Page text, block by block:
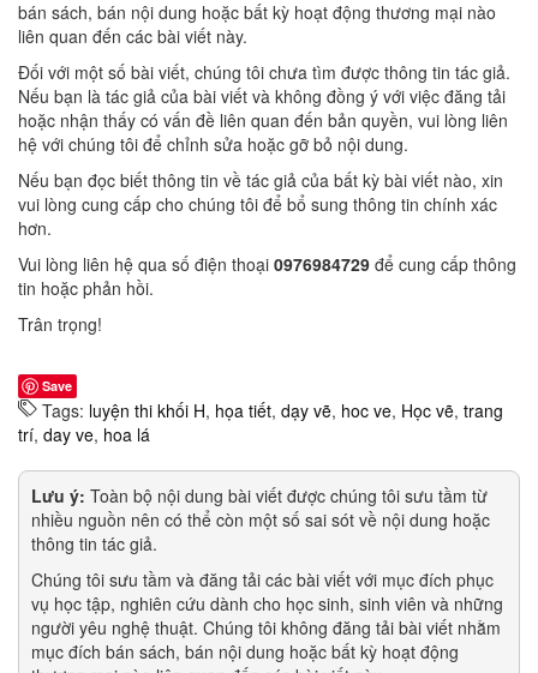
bán sách, bán nội dung hoặc bất kỳ hoạt động thương mại nào
liên quan đến các bài viết này.
Đối với một số bài viết, chúng tôi chưa tìm được thông tin tác giả.
Nếu bạn là tác giả của bài viết và không đồng ý với việc đăng tải
hoặc nhận thấy có vấn đề liên quan đến bản quyền, vui lòng liên
hệ với chúng tôi để chỉnh sửa hoặc gỡ bỏ nội dung.
Nếu bạn đọc biết thông tin về tác giả của bất kỳ bài viết nào, xin
vui lòng cung cấp cho chúng tôi để bổ sung thông tin chính xác
hơn.
Vui lòng liên hệ qua số điện thoại 0976984729 để cung cấp thông
tin hoặc phản hồi.
Trân trọng!
Save
Tags: luyện thi khối H, họa tiết, dạy vẽ, hoc ve, Học vẽ, trang
trí, day ve, hoa lá
Lưu ý: Toàn bộ nội dung bài viết được chúng tôi sưu tầm từ
nhiều nguồn nên có thể còn một số sai sót về nội dung hoặc
thông tin tác giả.
Chúng tôi sưu tầm và đăng tải các bài viết với mục đích phục
vụ học tập, nghiên cứu dành cho học sinh, sinh viên và những
người yêu nghệ thuật. Chúng tôi không đăng tải bài viết nhằm
mục đích bán sách, bán nội dung hoặc bất kỳ hoạt động